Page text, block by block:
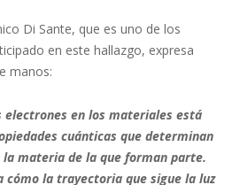
Di Sante, que es uno de los
en este hallazgo, expresa
manos:
en los materiales está
cuánticas que determinan
materia de la que forman parte.
cómo la trayectoria que sigue la luz